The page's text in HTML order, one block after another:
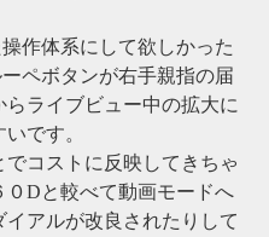
作体系にして欲しかった
ペボタンが右手親指の届
らライブビュー中の拡大に
です。
コストに反映してきちゃ
０Dと較べて動画モードへ
アルが改良されたりして